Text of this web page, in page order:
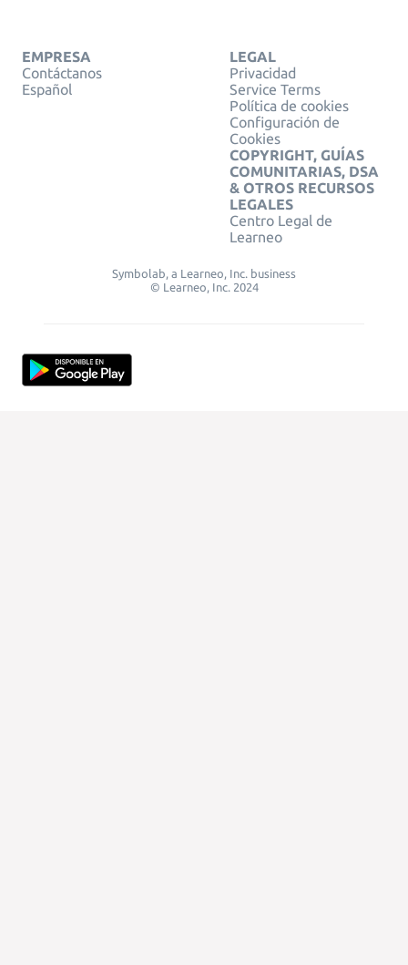
EMPRESA
Contáctanos
Español
LEGAL
Privacidad
Service Terms
Política de cookies
Configuración de
Cookies
COPYRIGHT, GUÍAS
COMUNITARIAS, DSA
& OTROS RECURSOS
LEGALES
Centro Legal de
Learneo
Symbolab, a Learneo, Inc. business
© Learneo, Inc. 2024